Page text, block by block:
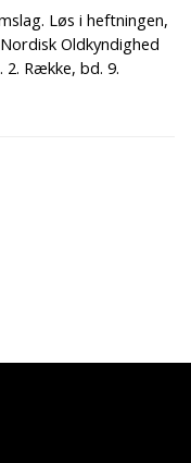
Løs i heftningen,
Oldkyndighed
Række, bd. 9.